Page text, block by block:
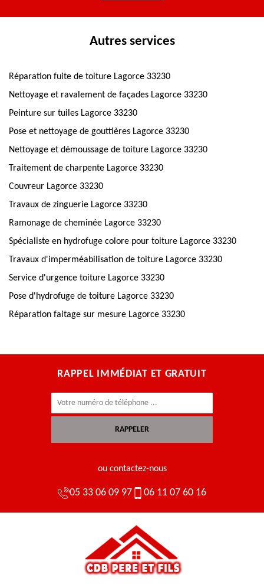
Autres services
Réparation fuite de toiture Lagorce 33230
Nettoyage et ravalement de façades Lagorce 33230
Peinture sur tuiles Lagorce 33230
Pose et nettoyage de gouttières Lagorce 33230
Nettoyage et démoussage de toiture Lagorce 33230
Traitement de charpente Lagorce 33230
Couvreur Lagorce 33230
Travaux de zinguerie Lagorce 33230
Ramonage de cheminée Lagorce 33230
Spécialiste en hydrofuge colore pour toiture Lagorce 33230
Travaux d'imperméabilisation de toiture Lagorce 33230
Service d'urgence toiture Lagorce 33230
Pose d'hydrofuge de toiture Lagorce 33230
Réparation faitage sur mesure Lagorce 33230
RAPPEL IMMÉDIAT ET GRATUIT
ou contactez-nous
05 33 06 09 97 06 11 07 60 16